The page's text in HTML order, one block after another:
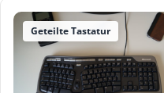
Geteilte Tastatur